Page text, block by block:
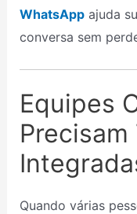
WhatsAppajuda
conversa sem
Equipes
Quando várias